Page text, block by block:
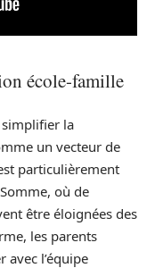
école-famille
simplifier la
un vecteur de
particulièrement
où de
être éloignées des
les parents
l’équipe